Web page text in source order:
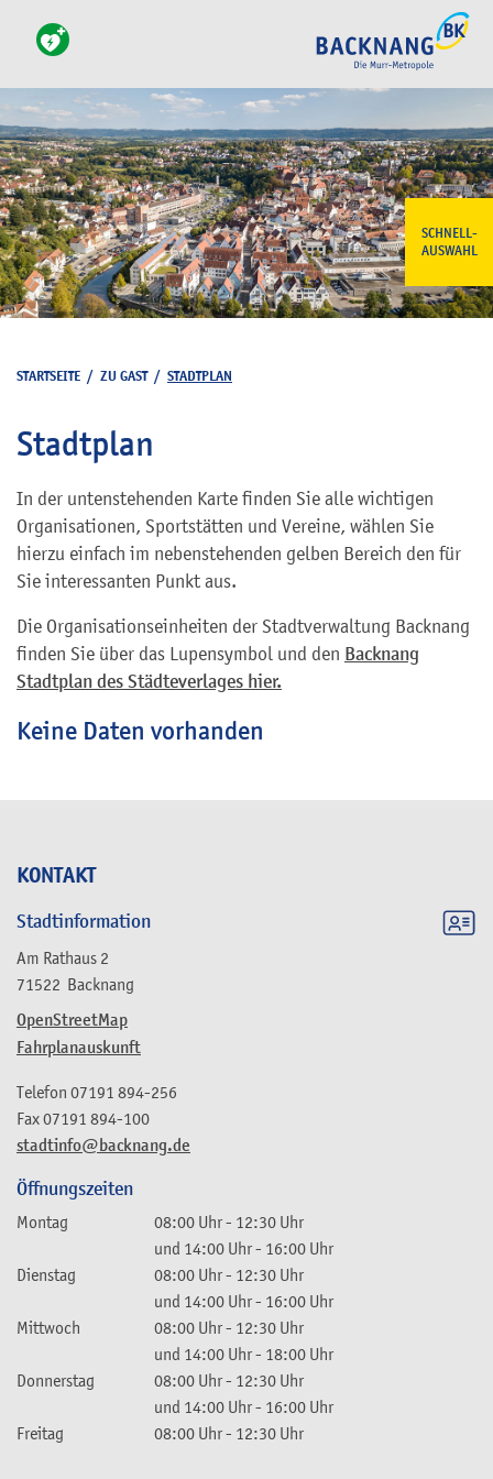
SCHNELL-
AUSWAHL
KONTAKT
Stadtinformation
Am Rathaus 2
71522 Backnang
OpenStreetMap
Fahrplanauskunft
stadtinfo@backnang.de
Telefon 07191 894-256
Fax07191 894-100
Öffnungszeiten
Montag 08:00 Uhr- 12:30 Uhr
und 14:00 Uhr- 16:00 Uhr
Dienstag
08:00 Uhr- 12:30 Uhr
und 14:00 Uhr- 16:00 Uhr
Mittwoch
08:00 Uhr- 12:30 Uhr
und 14:00 Uhr- 18:00 Uhr
Donnerstag
08:00 Uhr- 12:30 Uhr
und 14:00 Uhr- 16:00 Uhr
Freitag
08:00 Uhr- 12:30 Uhr
STARTSEITE / ZU GAST/ STADTPLAN
Stadtplan
In der untenstehenden Karte finden Sie alle wichtigen
Organisationen, Sportstätten und Vereine, wählen Sie
hierzu einfach im nebenstehenden gelben Bereich den für
Sie interessanten Punkt aus.
Die Organisationseinheiten der Stadtverwaltung Backnang
finden Sie über das Lupensymbol und den Backnang
Stadtplan des Städteverlages hier.
Keine Daten vorhanden